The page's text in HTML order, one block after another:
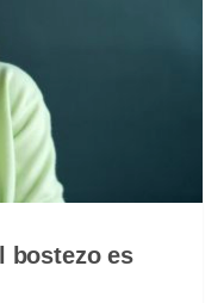
bostezo es